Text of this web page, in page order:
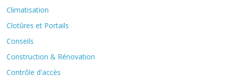
Climatisation
Clotûres et Portails
Conseils
Construction & Rénovation
Contrôle d'accès